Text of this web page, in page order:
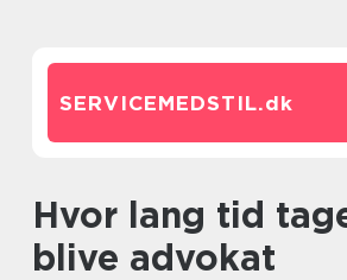
SERVICEMEDSTIL.dk
Hvor lang tid tager det at
blive advokat